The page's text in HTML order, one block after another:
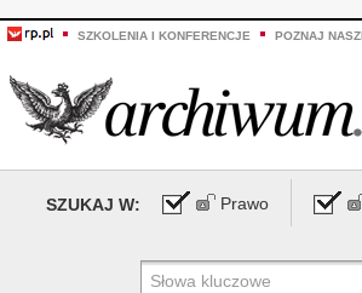
SZKOLENIA I KONFERENCJE POZNAJ
SZUKAJ W: Prawo